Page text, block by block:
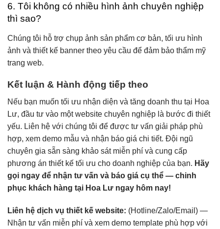
6. Tôi không có nhiều hình ảnh chuyên nghiệp
thì sao?
Chúng tôi hỗ trợ chụp ảnh sản phẩm cơ bản, tối ưu hình
ảnh và thiết kế banner theo yêu cầu để đảm bảo thẩm mỹ
trang web.
Kết luận & Hành động tiếp theo
Nếu bạn muốn tối ưu nhận diện và tăng doanh thu tại Hoa
Lư, đầu tư vào một website chuyên nghiệp là bước đi thiết
yếu. Liên hệ với chúng tôi để được tư vấn giải pháp phù
hợp, xem demo mẫu và nhận báo giá chi tiết. Đội ngũ
chuyên gia sẵn sàng khảo sát miễn phí và cung cấp
phương án thiết kế tối ưu cho doanh nghiệp của bạn. Hãy
gọi ngay để nhận tư vấn và báo giá cụ thể — chinh
phục khách hàng tại Hoa Lư ngay hôm nay!
Liên hệ dịch vụ thiết kế website: (Hotline/Zalo/Email) —
Nhận tư vấn miễn phí và xem demo template phù hợp với